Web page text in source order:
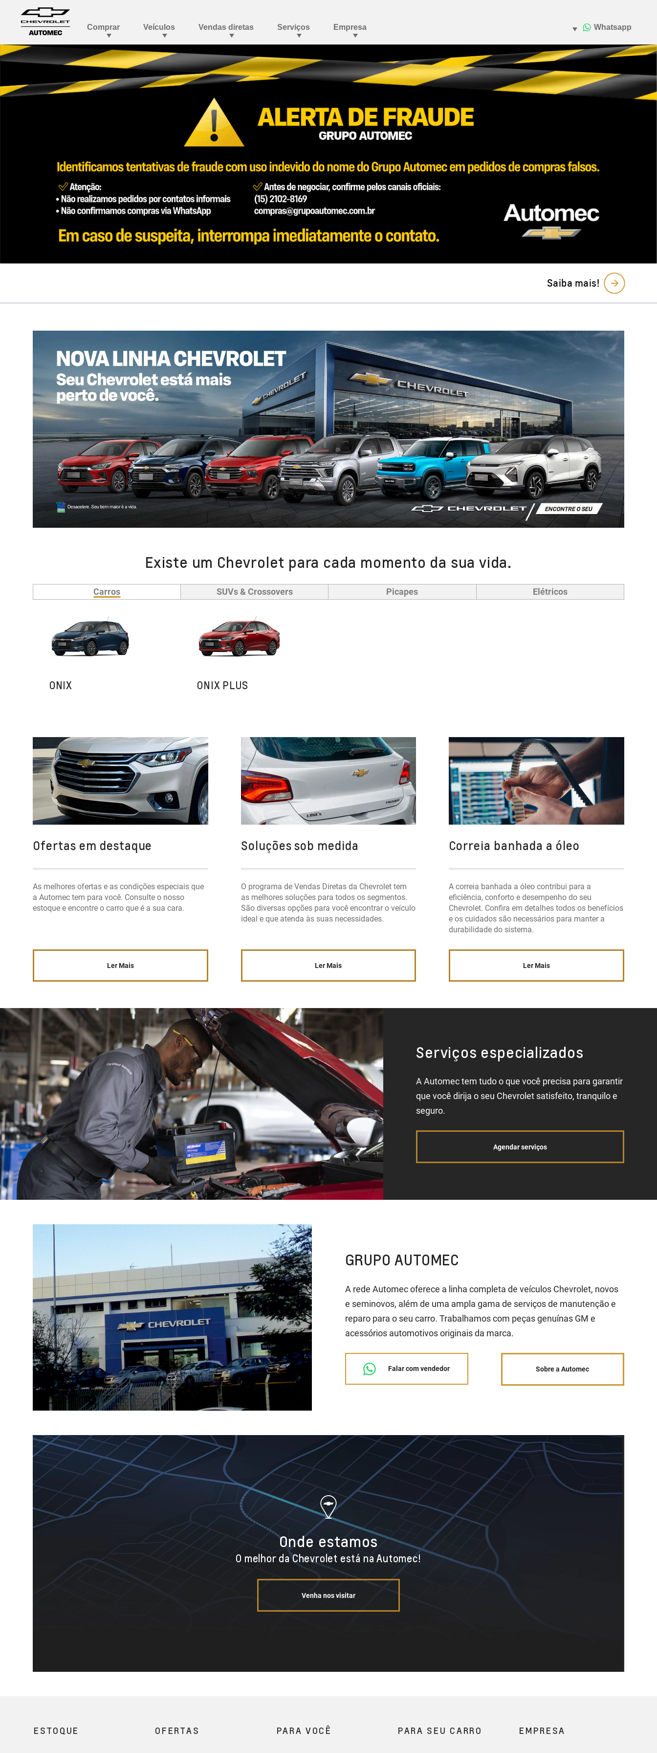
Existe um Chevrolet para cada momento da sua vida.
Carros SUVs & Crossovers Picapes Elétricos
ONIX ONIX PLUS
Ofertas em destaque
As melhores ofertas e as condições especiais que
a Automec tem para você. Consulte o nosso
estoque e encontre o carro que é a sua cara.
Ler Mais
Soluções sob medida
O programa de Vendas Diretas da Chevrolet tem
as melhores soluções para todos os segmentos.
São diversas opções para você encontrar o veículo
ideal e que atenda às suas necessidades.
Ler Mais
Correia banhada a óleo
A correia banhada a óleo contribui para a
eficiência, conforto e desempenho do seu
Chevrolet. Confira em detalhes todos os benefícios
e os cuidados são necessários para manter a
durabilidade do sistema.
Ler Mais
Serviços especializados
A Automec tem tudo o que você precisa para garantir
que você dirija o seu Chevrolet satisfeito, tranquilo e
seguro.
Agendar serviços
GRUPO AUTOMEC
A rede Automec oferece a linha completa de veículos Chevrolet, novos
e seminovos, além de uma ampla gama de serviços de manutenção e
reparo para o seu carro. Trabalhamos com peças genuínas GM e
acessórios automotivos originais da marca.
Falar com vendedor Sobre a Automec
Onde estamos
O melhor da Chevrolet está na Automec!
Venha nos visitar